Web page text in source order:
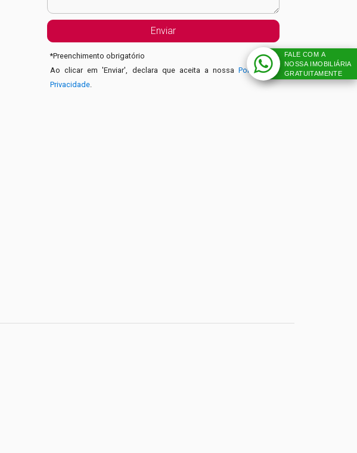
*Preenchimento obrigatório
Ao clicar em 'Enviar', declara que aceita a nossaPolítica de
Privacidade.
FALE COM A
NOSSA IMOBILIÁRIA
GRATUITAMENTE